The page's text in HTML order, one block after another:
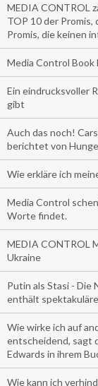
MEDIA CONTROL
TOP 10 der
Promis, die keinen
Media Control Book
Ein eindrucksvoller
gibt
Auch das noch!
berichtet von
Wie erkläre ich
Media Control
Worte findet.
MEDIA CONTROL
Ukraine
Putin als Stasi - Die
enthält
Wie wirke ich auf
entscheidend, sagt
Edwards in ihrem
Wie kann ich